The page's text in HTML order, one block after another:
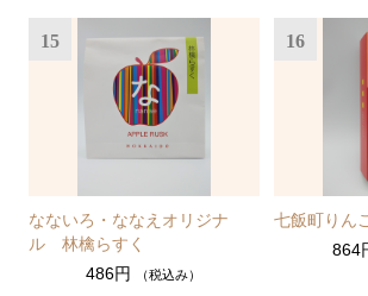
15
なないろ・ななえオリジナ
ル 林檎らすく
486円
（税込み）
16
七飯町りん
864